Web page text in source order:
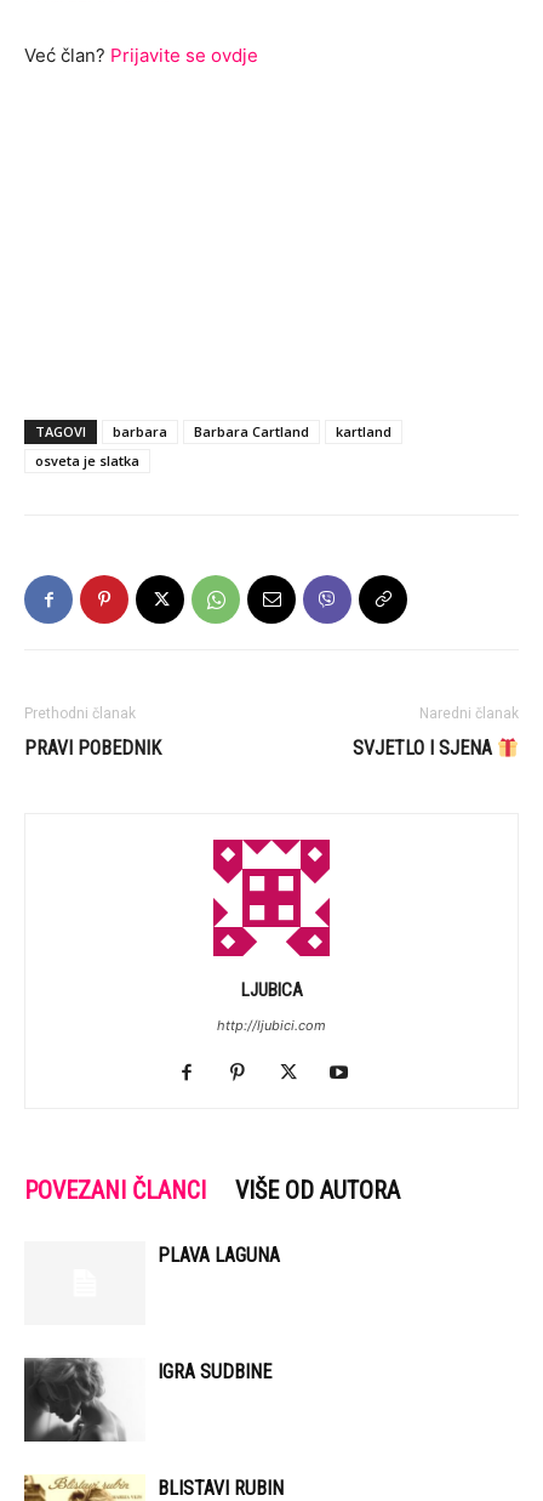
Već član? Prijavite se ovdje
TAGOVI barbara Barbara Cartland
kartland
osveta je slatka
Prethodni članak
PRAVI POBEDNIK
Naredni članak
SVJETLO I SJENA
LJUBICA
http://ljubici.com
POVEZANI ČLANCI VIŠE OD AUTORA
PLAVA LAGUNA
IGRA SUDBINE
BLISTAVI RUBIN